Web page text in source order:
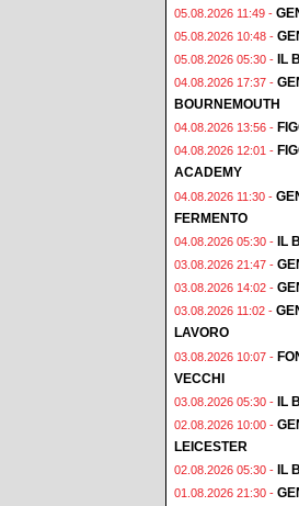
05.08.2026 11:49 -
05.08.2026 10:48 -
05.08.2026 05:30 - IL
04.08.2026 17:37 -
BOURNEMOUTH
04.08.2026 13:56 -
04.08.2026 12:01 -
ACADEMY
04.08.2026 11:30 -
FERMENTO
04.08.2026 05:30 - IL
03.08.2026 21:47 -
03.08.2026 14:02 -
03.08.2026 11:02 -
LAVORO
03.08.2026 10:07 -
VECCHI
03.08.2026 05:30 - IL
02.08.2026 10:00 -
LEICESTER
02.08.2026 05:30 - IL
01.08.2026 21:30 -